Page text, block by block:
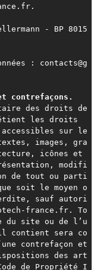
- BP 8015
: contacts@g
contrefaçons.
des droits de
les droits
accessibles sur le
images, gra
icônes et
modifi
de tout ou parti
soit le moyen o
sauf autori
france.fr. To
du site ou de l’u
contient sera co
contrefaçon et
des art
de Propriété I